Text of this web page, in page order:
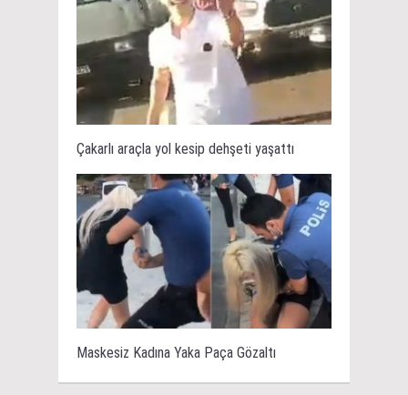
Çakarlı araçla yol kesip dehşeti yaşattı
Maskesiz Kadına Yaka Paça Gözaltı